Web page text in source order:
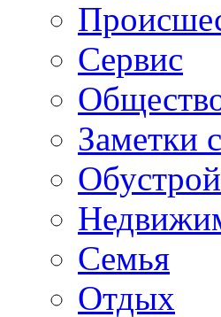
Сервис
Заметки
Семья
Отдых